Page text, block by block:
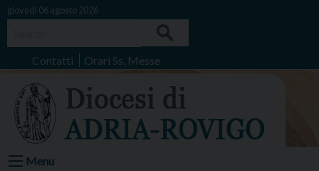
Skip
giovedì 06 agosto 2026
Contatti Orari Ss. Messe
Menu